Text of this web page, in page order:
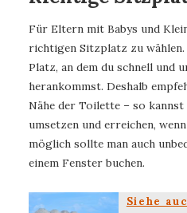
Für Eltern mit Babys und
richtigen Sitzplatz zu
Platz, an dem du schnell und
herankommst. Deshalb
Nähe der Toilette – so
umsetzen und erreichen,
möglich sollte man auch
einem Fenster buchen.
Siehe